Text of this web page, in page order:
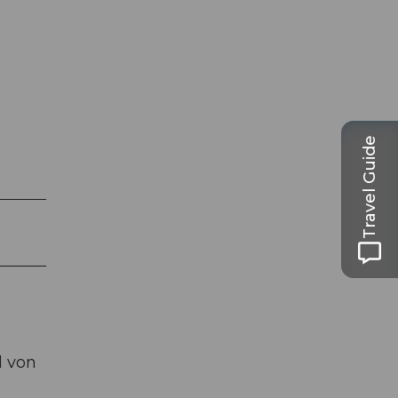
von
Travel Guide